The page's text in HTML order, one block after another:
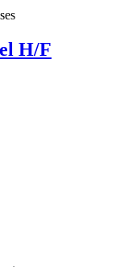
H/F